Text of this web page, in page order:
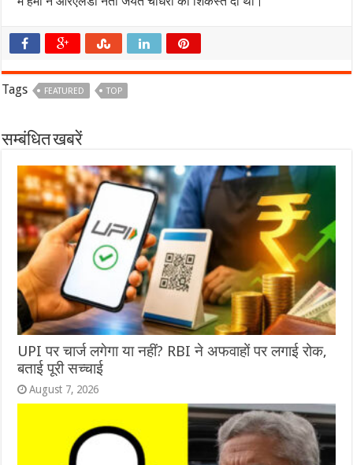
Tags FEATURED TOP
सम्बंधित खबरें
UPI पर चार्ज लगेगा या नहीं? RBI ने अफवाहों पर लगाई रोक,
बताई पूरी सच्चाई
August 7, 2026